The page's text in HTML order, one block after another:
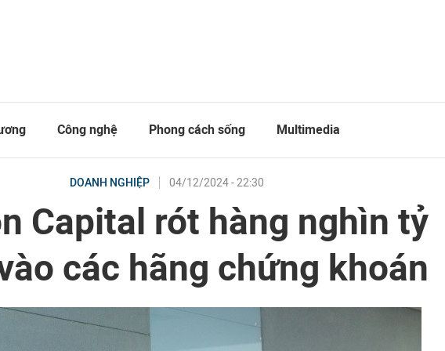
Công nghệ Phong cách sống Multimedia
DOANH NGHIỆP 04/12/2024 - 22:30
Capital rót hàng nghìn tỷ
các hãng chứng khoán